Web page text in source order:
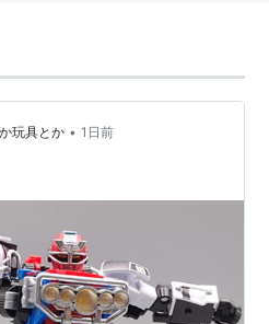
玩具とか • 1日前